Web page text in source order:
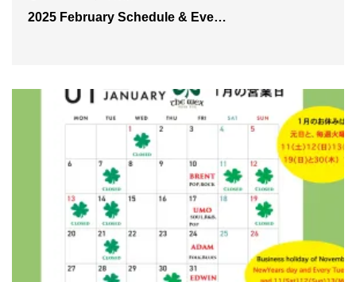
2025 February Schedule & Eve…